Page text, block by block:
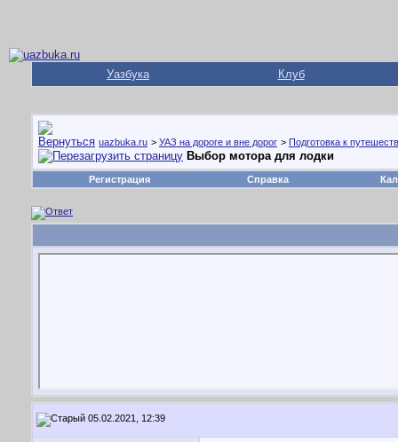
Уазбука Клуб
uazbuka.ru > УАЗ на дороге и вне дорог > Подготовка к
Выбор мотора для лодки
Регистрация Справка
05.02.2021, 12:39